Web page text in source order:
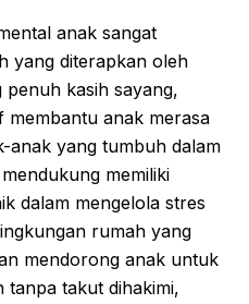
anak sangat
yang diterapkan oleh
kasih sayang,
membantu anak merasa
anak yang tumbuh dalam
memiliki
dalam mengelola stres
rumah yang
mendorong anak untuk
tanpa takut dihakimi,